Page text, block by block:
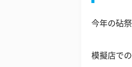
今年の砧
模擬店で